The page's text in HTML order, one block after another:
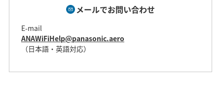
メールでお問い合わせ
E-mail
ANAWiFiHelp@panasonic.aero
（日本語・英語対応）